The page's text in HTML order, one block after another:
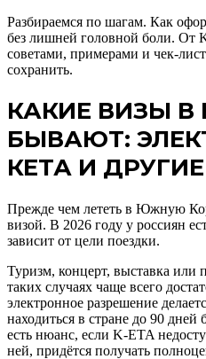
Разбираемся по шагам. Как
без лишней головной боли. От
советами, примерами и чек-
сохранить.
КАКИЕ ВИЗЫ В
БЫВАЮТ:
КЕТА И ДРУГИЕ
Прежде чем лететь в Южную
визой. В 2026 году у россиян
зависит от цели поездки.
Туризм, концерт, выставка или
таких случаях чаще всего
электронное разрешение
находиться в стране до 90 дней
есть нюанс, если K-ETA
ней, придётся получать